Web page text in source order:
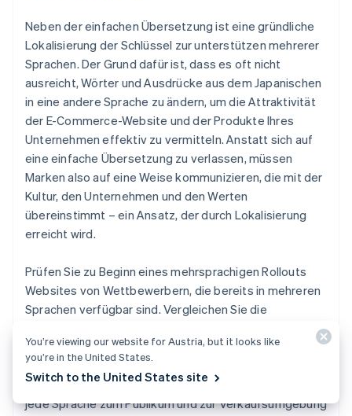
Neben der einfachen Übersetzung ist eine gründliche
Lokalisierung der Schlüssel zur unterstützen mehrerer
Sprachen. Der Grund dafür ist, dass es oft nicht
ausreicht, Wörter und Ausdrücke aus dem Japanischen
in eine andere Sprache zu ändern, um die Attraktivität
der E-Commerce-Website und der Produkte Ihres
Unternehmen effektiv zu vermitteln. Anstatt sich auf
eine einfache Übersetzung zu verlassen, müssen
Marken also auf eine Weise kommunizieren, die mit der
Kultur, den Unternehmen und den Werten
übereinstimmt – ein Ansatz, der durch Lokalisierung
erreicht wird.
Prüfen Sie zu Beginn eines mehrsprachigen Rollouts
Websites von Wettbewerbern, die bereits in mehreren
Sprachen verfügbar sind. Vergleichen Sie die
japanischen Seiten. Dazu zählen auch die dort
verwendeten Formulierungen und Ausdrücke. Auf diese
Weise können Sie Ihre Seiten so gestalten, dass sie für
jede Sprache zum Publikum und zur Verkaufsumgebung
You’re viewing our website for Austria, but it looks like
you’re in the United States.
Switch to the United States site